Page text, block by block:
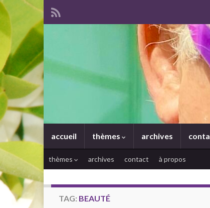
accueil thèmes archives
thèmes archives contact à propos
TAG: BEAUTÉ